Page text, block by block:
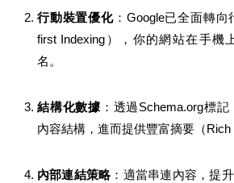
行動裝置優化：Google已全面轉向
first Indexing），你的網站在手機
名。
結構化數據 ：透過Schema.org標
內容結構，進而提供豐富摘要（Rich
內部連結策略 ：適當串連內容，提